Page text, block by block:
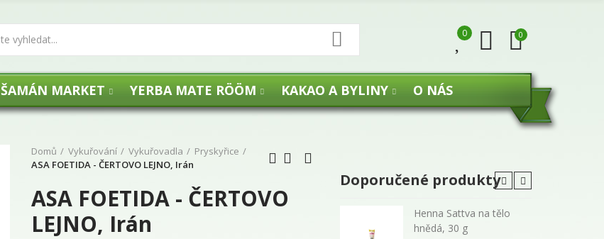
0 0
ŠAMÁN MARKET YERBA MATE RÖÖM KAKAO A BYLINY O NÁS
Domů Vykuřování Vykuřovadla
Pryskyřice
ASA FOETIDA - ČERTOVO LEJNO, Irán
ASA FOETIDA - ČERTOVO
LEJNO, Irán
Doporučené produkty
Henna Sattva na tělo
hnědá, 30 g